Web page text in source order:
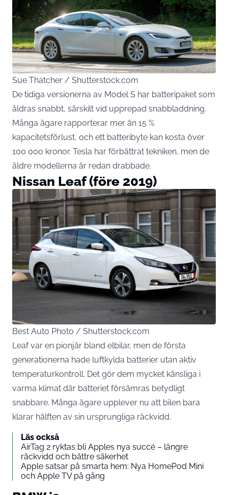
Sue Thatcher / Shutterstock.com
De tidiga versionerna av Model S har batteripaket som
åldras snabbt, särskilt vid upprepad snabbladdning.
Många ägare rapporterar mer än 15 %
kapacitetsförlust, och ett batteribyte kan kosta över
100 000 kronor. Tesla har förbättrat tekniken, men de
äldre modellerna är redan drabbade.
Nissan Leaf (före 2019)
Best Auto Photo / Shutterstock.com
Leaf var en pionjär bland elbilar, men de första
generationerna hade luftkylda batterier utan aktiv
temperaturkontroll. Det gör dem mycket känsliga i
varma klimat där batteriet försämras betydligt
snabbare. Många ägare upplever nu att bilen bara
klarar hälften av sin ursprungliga räckvidd.
Läs också
AirTag 2 ryktas bli Apples nya succé – längre
räckvidd och bättre säkerhet
Apple satsar på smarta hem: Nya HomePod Mini
och Apple TV på gång